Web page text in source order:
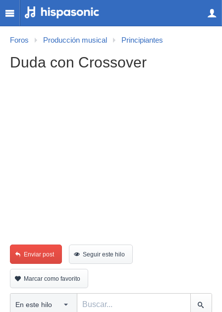
Foros Producción musical Principiantes
Duda con Crossover
Enviar post Seguir este hilo
Marcar como favorito